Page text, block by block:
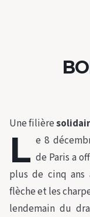
Une filière
L e 8
de Paris a
plus de cinq
flèche et les
lendemain du